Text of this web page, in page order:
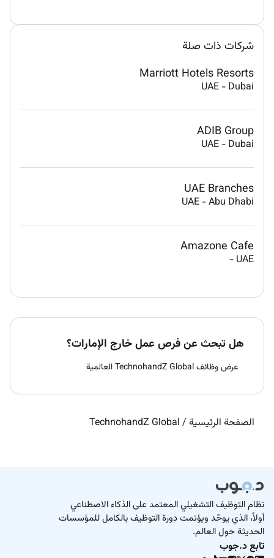
شركات ذات صلة
Marriott Hotels Resorts
UAE - Dubai
ADIB Group
UAE - Dubai
UAE Branches
UAE -Abu Dhabi
Amazone Cafe
UAE
-
هل تبحث عن فرص عمل خارج الإمارات؟
عرض وظائف TechnohandZ Global العالمية
الصفحة الرئيسية /
TechnohandZ Global
نظام التوظيف التشغيلي المعتمد على الذكاء الاصطناعي
أولاً، الذي يوحّد ويؤتمت دورة التوظيف بالكامل للمؤسسات
الحديثة حول العالم.
تابع د.جوب